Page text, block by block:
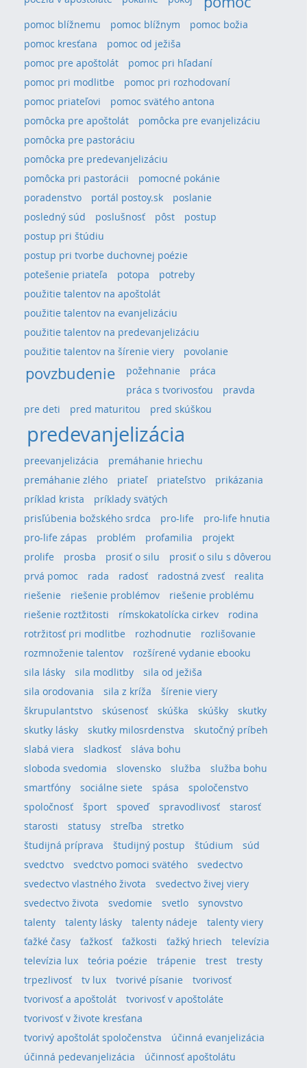
pomoc blížnemu pomoc blížnym
pomoc božia
pomoc kresťana
pomoc od ježiša
pomoc pre apoštolát
pomoc pri hľadaní
pomoc pri modlitbe
pomoc pri rozhodovaní
pomoc priateľovi
pomoc svätého antona
pomôcka pre apoštolát
pomôcka pre evanjelizáciu
pomôcka pre pastoráciu
pomôcka pre predevanjelizáciu
pomôcka pri pastorácii
pomocné pokánie
poradenstvo
portál postoy.sk
poslanie
posledný súd
poslušnosť pôst
postup
postup pri štúdiu
postup pri tvorbe duchovnej poézie
potešenie priateľa
potopa
potreby
použitie talentov na apoštolát
použitie talentov na evanjelizáciu
použitie talentov na predevanjelizáciu
použitie talentov na šírenie viery
povolanie
povzbudenie požehnanie
práca
práca s tvorivosťou
pravda
pre deti
pred maturitou pred skúškou
predevanjelizácia
preevanjelizácia
premáhanie hriechu
premáhanie zlého
priateľ priateľstvo
prikázania
príklad krista
príklady svätých
prisľúbenia božského srdca
pro-life
pro-life hnutia
pro-life zápas
problém profamilia
projekt
prolife
prosba prosiť o silu
prosiť o silu s dôverou
prvá pomoc
rada radosť radostná zvesť
realita
riešenie
riešenie problémov
riešenie problému
riešenie roztžitosti
rímskokatolícka cirkev
rodina
rotržitosť pri modlitbe
rozhodnutie
rozlišovanie
rozmnoženie talentov
rozšírené vydanie ebooku
sila lásky
sila modlitby
sila od ježiša
sila orodovania
sila z kríža
šírenie viery
škrupulantstvo
skúsenosť skúška skúšky
skutky
skutky lásky
skutky milosrdenstva
skutočný príbeh
slabá viera
sladkosť
sláva bohu
sloboda svedomia
slovensko služba
služba bohu
smartfóny
sociálne siete spása
spoločenstvo
spoločnosť
šport spoveď spravodlivosť
starosť
starosti
statusy streľba
stretko
študijná príprava
študijný postup štúdium
súd
svedctvo
svedctvo pomoci svätého
svedectvo
svedectvo vlastného života
svedectvo živej viery
svedectvo života
svedomie svetlo
synovstvo
talenty
talenty lásky talenty nádeje
talenty viery
ťažké časy
ťažkosť ťažkosti ťažký hriech
televízia
televízia lux
teória poézie trápenie trest
tresty
trpezlivosť
tv lux tvorivé písanie
tvorivosť
tvorivosť a apoštolát
tvorivosť v apoštoláte
tvorivosť v živote kresťana
tvorivý apoštolát spoločenstva
účinná evanjelizácia
účinná pedevanjelizácia
účinnosť apoštolátu